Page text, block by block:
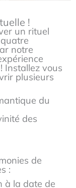
!
un rituel
notre
Installez vous
plusieurs
du
des
de
:
à la date de